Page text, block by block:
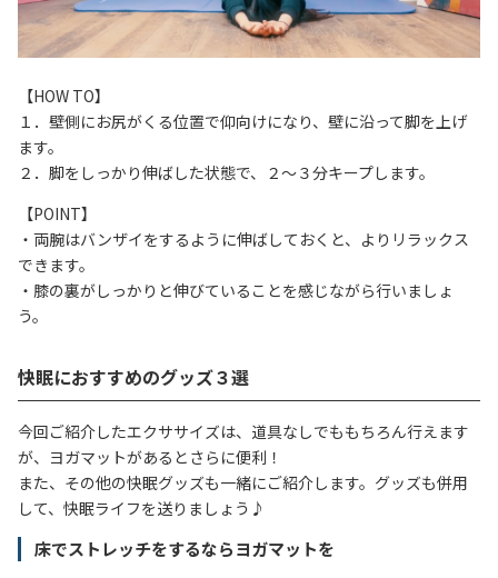
【HOW TO】
１．壁側にお尻がくる位置で仰向けになり、壁に沿って脚を上げ
ます。
２．脚をしっかり伸ばした状態で、２～３分キープします。
【POINT】
・両腕はバンザイをするように伸ばしておくと、よりリラックス
できます。
・膝の裏がしっかりと伸びていることを感じながら行いましょ
う。
快眠におすすめのグッズ３選
今回ご紹介したエクササイズは、道具なしでももちろん行えます
が、ヨガマットがあるとさらに便利！
また、その他の快眠グッズも一緒にご紹介します。グッズも併用
して、快眠ライフを送りましょう♪
床でストレッチをするならヨガマットを